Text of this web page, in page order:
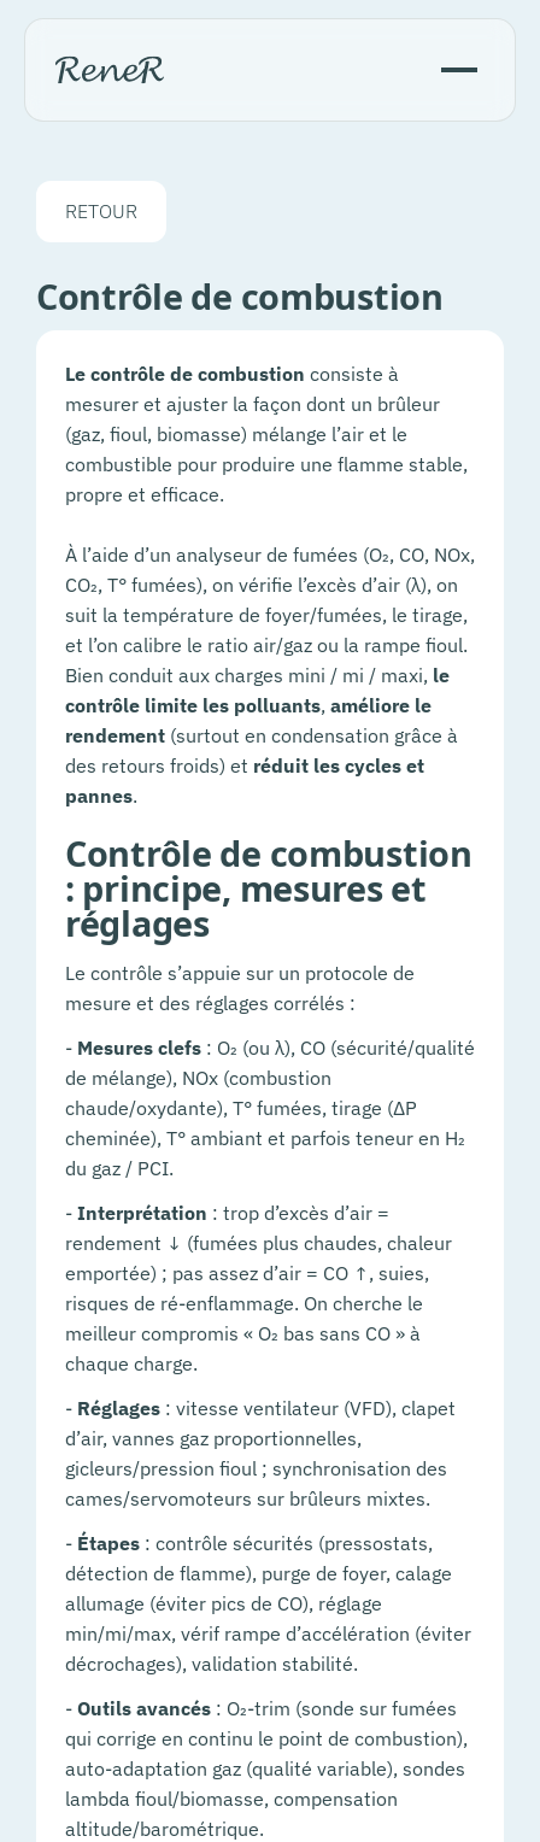
RETOUR
Contrôle de combustion
Le contrôle de combustion consiste à
mesurer et ajuster la façon dont un brûleur
(gaz, fioul, biomasse) mélange l’air et le
combustible pour produire une flamme stable,
propre et efficace.
À l’aide d’un analyseur de fumées (O₂, CO, NOx,
CO₂, T° fumées), on vérifie l’excès d’air (λ), on
suit la température de foyer/fumées, le tirage,
et l’on calibre le ratio air/gaz ou la rampe fioul.
Bien conduit aux charges mini / mi / maxi, le
contrôle limite les polluants, améliore le
rendement (surtout en condensation grâce à
des retours froids) et réduit les cycles et
pannes.
Contrôle de combustion
: principe, mesures et
réglages
Le contrôle s’appuie sur un protocole de
mesure et des réglages corrélés :
- Mesures clefs : O₂ (ou λ), CO (sécurité/qualité
de mélange), NOx (combustion
chaude/oxydante), T° fumées, tirage (ΔP
cheminée), T° ambiant et parfois teneur en H₂
du gaz / PCI.
- Interprétation : trop d’excès d’air =
rendement ↓ (fumées plus chaudes, chaleur
emportée) ; pas assez d’air = CO ↑, suies,
risques de ré-enflammage. On cherche le
meilleur compromis « O₂ bas sans CO » à
chaque charge.
- Réglages : vitesse ventilateur (VFD), clapet
d’air, vannes gaz proportionnelles,
gicleurs/pression fioul ; synchronisation des
cames/servomoteurs sur brûleurs mixtes.
- Étapes : contrôle sécurités (pressostats,
détection de flamme), purge de foyer, calage
allumage (éviter pics de CO), réglage
min/mi/max, vérif rampe d’accélération (éviter
décrochages), validation stabilité.
- Outils avancés : O₂-trim (sonde sur fumées
qui corrige en continu le point de combustion),
auto-adaptation gaz (qualité variable), sondes
lambda fioul/biomasse, compensation
altitude/barométrique.